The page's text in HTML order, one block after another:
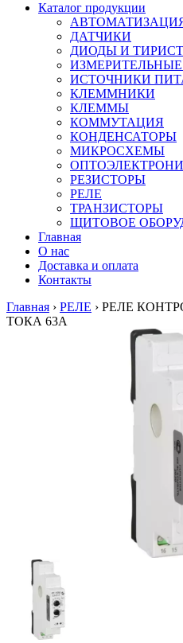
Каталог продукции
ДАТЧИКИ
ДИОДЫ И
ИСТОЧНИКИ
КЛЕММНИКИ
КЛЕММЫ
КОММУТАЦИЯ
КОНДЕНСАТОРЫ
МИКРОСХЕМЫ
РЕЗИСТОРЫ
РЕЛЕ
ТРАНЗИСТОРЫ
ЩИТОВОЕ
Главная
О нас
Доставка и оплата
Контакты
Главная › РЕЛЕ › РЕЛЕ
ТОКА 63А